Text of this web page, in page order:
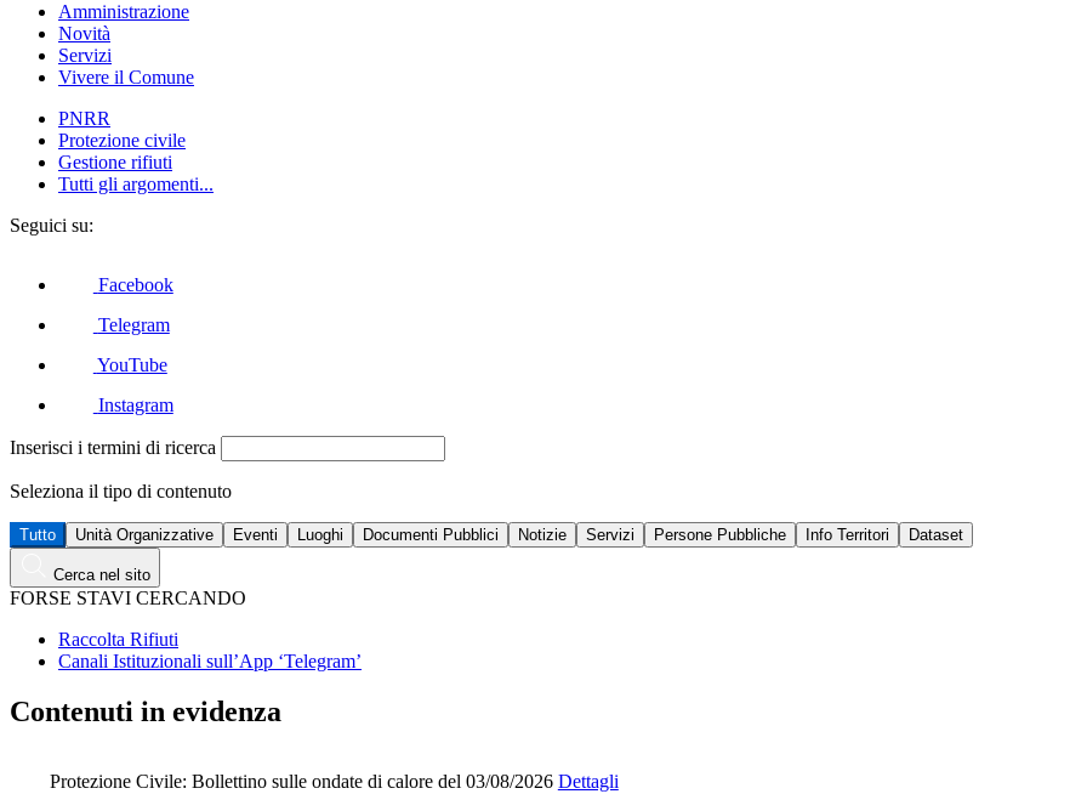
Amministrazione
Novità
Servizi
Vivere il Comune
PNRR
Protezione civile
Gestione rifiuti
Tutti gli argomenti...
Seguici su:
Facebook
Telegram
YouTube
Instagram
Inserisci i termini di ricerca
Seleziona il tipo di contenuto
Tutto Unità Organizzative Eventi Luoghi Documenti Pubblici Notizie Servizi Persone Pubbliche Info Territori Dataset
Cerca nel sito
FORSE STAVI CERCANDO
Raccolta Rifiuti
Canali Istituzionali sull’App ‘Telegram’
Contenuti in evidenza
Protezione Civile: Bollettino sulle ondate di calore del 03/08/2026 Dettagli